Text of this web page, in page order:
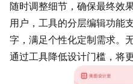
随时调整细节，确保最终效
用户，工具的分层编辑功能
字，满足个性化定制需求。
通过工具降低设计门槛，将